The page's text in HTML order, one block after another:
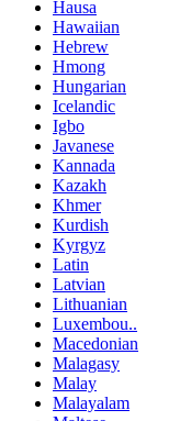
Hausa
Hawaiian
Hebrew
Hmong
Hungarian
Icelandic
Igbo
Javanese
Kannada
Kazakh
Khmer
Kurdish
Kyrgyz
Latin
Latvian
Lithuanian
Luxembou..
Macedonian
Malagasy
Malay
Malayalam